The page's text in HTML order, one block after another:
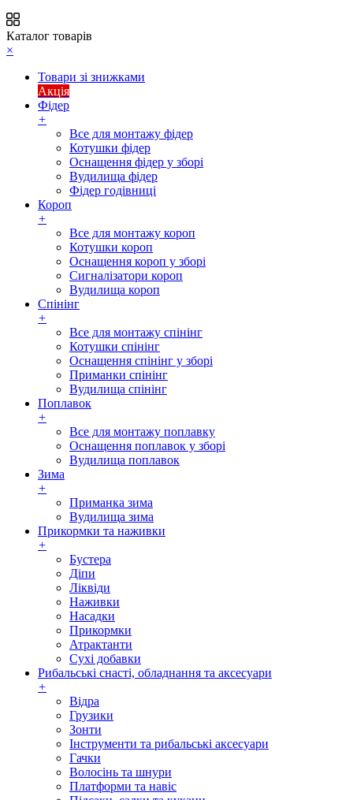
Каталог товарів
×
Товари зі знижками
Акція
Фідер
+
Все для монтажу фідер
Котушки фідер
Оснащення фідер у зборі
Вудилища фідер
Фідер годівниці
Короп
+
Все для монтажу короп
Котушки короп
Оснащення короп у зборі
Сигналізатори короп
Вудилища короп
Спінінг
+
Все для монтажу спінінг
Котушки спінінг
Оснащення спінінг у зборі
Приманки спінінг
Вудилища спінінг
Поплавок
+
Все для монтажу поплавку
Оснащення поплавок у зборі
Вудилища поплавок
Зима
+
Приманка зима
Вудилища зима
Прикормки та наживки
+
Бустера
Діпи
Ліквіди
Наживки
Насадки
Прикормки
Атрактанти
Сухі добавки
Рибальські снасті, обладнання та аксесуари
+
Відра
Грузики
Зонти
Інструменти та рибальські аксесуари
Гачки
Волосінь та шнури
Платформи та навіс